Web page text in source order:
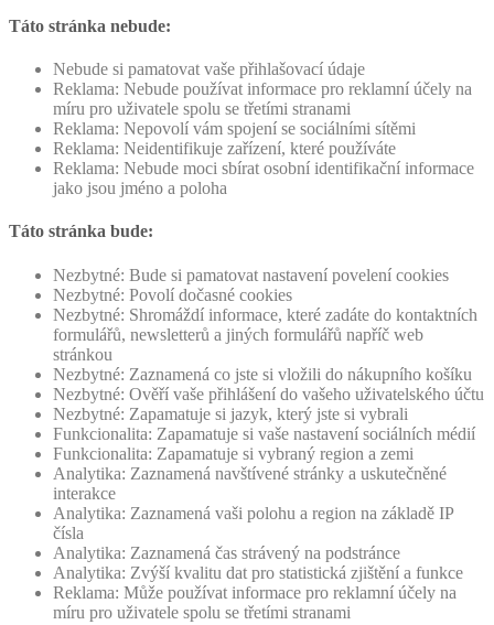
Táto stránka nebude:
Nebude si pamatovat vaše přihlašovací údaje
Reklama: Nebude používat informace pro reklamní účely na
míru pro uživatele spolu se třetími stranami
Reklama: Nepovolí vám spojení se sociálními sítěmi
Reklama: Neidentifikuje zařízení, které používáte
Reklama: Nebude moci sbírat osobní identifikační informace
jako jsou jméno a poloha
Táto stránka bude:
Nezbytné: Bude si pamatovat nastavení povelení cookies
Nezbytné: Povolí dočasné cookies
Nezbytné: Shromáždí informace, které zadáte do kontaktních
formulářů, newsletterů a jiných formulářů napříč web
stránkou
Nezbytné: Zaznamená co jste si vložili do nákupního košíku
Nezbytné: Ověří vaše přihlášení do vašeho uživatelského účtu
Nezbytné: Zapamatuje si jazyk, který jste si vybrali
Funkcionalita: Zapamatuje si vaše nastavení sociálních médií
Funkcionalita: Zapamatuje si vybraný region a zemi
Analytika: Zaznamená navštívené stránky a uskutečněné
interakce
Analytika: Zaznamená vaši polohu a region na základě IP
čísla
Analytika: Zaznamená čas strávený na podstránce
Analytika: Zvýší kvalitu dat pro statistická zjištění a funkce
Reklama: Může používat informace pro reklamní účely na
míru pro uživatele spolu se třetími stranami